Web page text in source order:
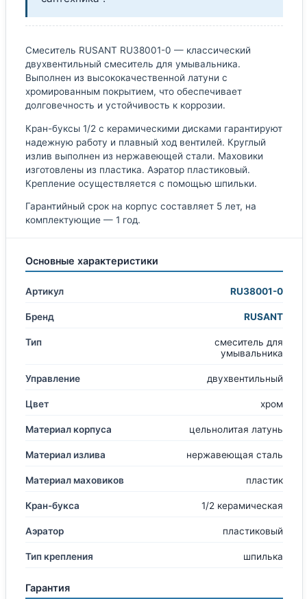
Смеситель RUSANT RU38001-0 — классический
двухвентильный смеситель для умывальника.
Выполнен из высококачественной латуни с
хромированным покрытием, что обеспечивает
долговечность и устойчивость к коррозии.
Кран-буксы 1/2 с керамическими дисками гарантируют
надежную работу и плавный ход вентилей. Круглый
излив выполнен из нержавеющей стали. Маховики
изготовлены из пластика. Аэратор пластиковый.
Крепление осуществляется с помощью шпильки.
Гарантийный срок на корпус составляет 5 лет, на
комплектующие — 1 год.
Основные характеристики
Артикул RU38001-0
Бренд RUSANT
Тип
смеситель для
умывальника
Управление двухвентильный
Цвет хром
Материал корпуса цельнолитая латунь
Материал излива нержавеющая сталь
Материал маховиков пластик
Кран-букса 1/2 керамическая
Аэратор пластиковый
Тип крепления шпилька
Гарантия